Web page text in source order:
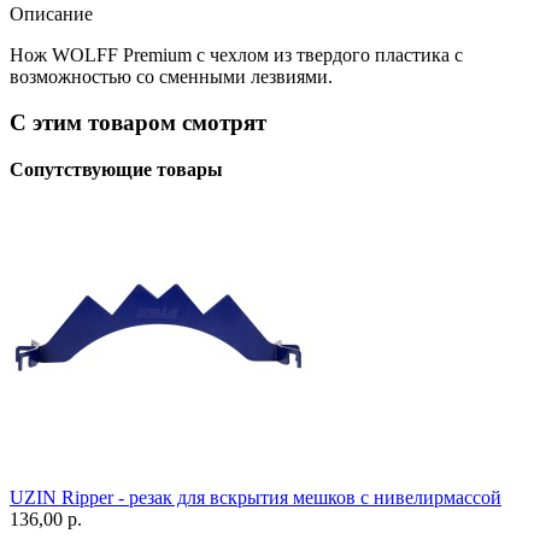
Описание
Нож WOLFF Premium с чехлом из твердого пластика с
возможностью со сменными лезвиями.
С этим товаром смотрят
Сопутствующие товары
UZIN Ripper - резак для вскрытия мешков с нивелирмассой
136,00 p.